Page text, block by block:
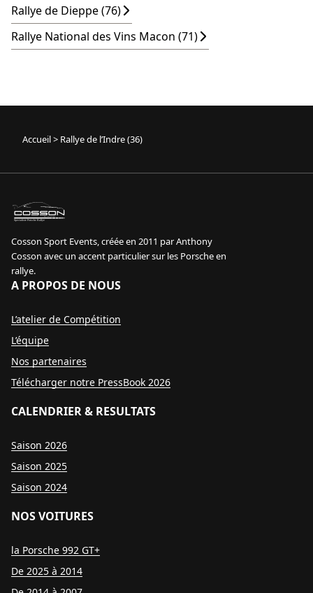
Rallye de Dieppe (76)
Rallye National des Vins Macon (71)
Accueil> Rallye de l’Indre (36)
sport event
Specialiste Porsche Rallye
Cosson Sport Events, créée en 2011 par Anthony
Cosson avec un accent particulier sur les Porsche en
rallye.
A PROPOS DE NOUS
L’atelier de Compétition
L’équipe
Nos partenaires
Télécharger notre PressBook 2026
CALENDRIER & RESULTATS
Saison 2026
Saison 2025
Saison 2024
NOS VOITURES
la Porsche 992 GT+
De 2025 à 2014